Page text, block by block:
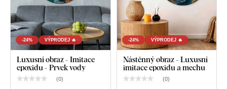
-24% VÝPRODEJ 🔥
Luxusní obraz - Imitace
epoxidu - Prvek vody
(0)
-24% VÝPRODEJ 🔥
Nástěnný obraz - Luxusní
imitace epoxidu a mechu
(0)